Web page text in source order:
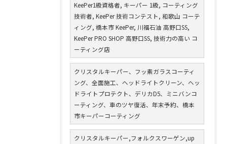
KeePer1級資格者, キーパー 1級, コーティング
技術者, KeePer 技術コンテスト, 和歌山 コーテ
ィング, 橋本市 KeePer, 川福石油 高野口SS,
KeePer PRO SHOP 高野口SS, 技術力の高い コ
ーティング店
クリスタルキーパー、フッ素ガラスコーティ
ング、全面施工、ヘッドライトクリーン、ヘッ
ドライトプロテクト、デリカD5、ミニバンコ
ーティング、車のツヤ復活、年末予約、橋本
市キーパーコーティング
クリスタルキーパー,フォルクスワーゲン,up